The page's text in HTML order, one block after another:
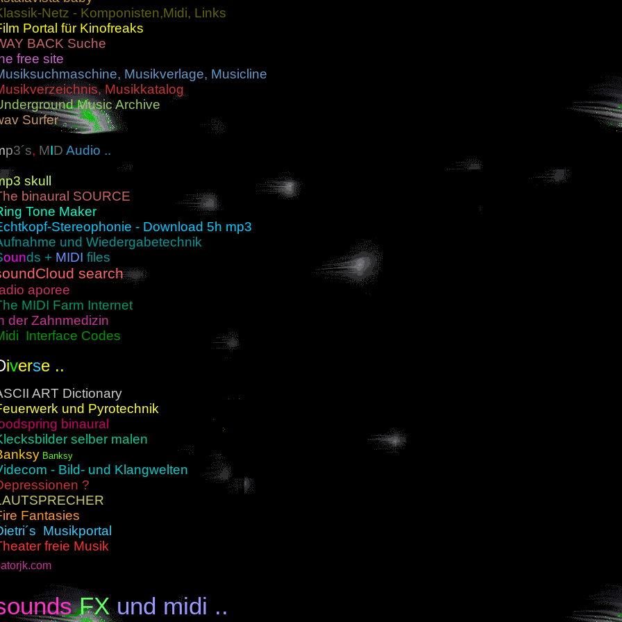
Netz - Komponisten,Midi, Links
Portal für Kinofreaks
BACK Suche
free site
Musikverlage, Musicline
Musikkatalog
Music Archive
Surfer
p3´s, MID Audio ..
skull
binaural SOURCE
Tone Maker
Stereophonie - Download 5h mp3
und Wiedergabetechnik
ounds + MIDI files
search
aporee
MIDI Farm Internet
der Zahnmedizin
Interface Codes
iverse ..
ART Dictionary
und Pyrotechnik
binaural
selber malen
Banksy
- Bild- und Klangwelten
?
Fantasies
Musikportal
freie Musik
FXund midi ..